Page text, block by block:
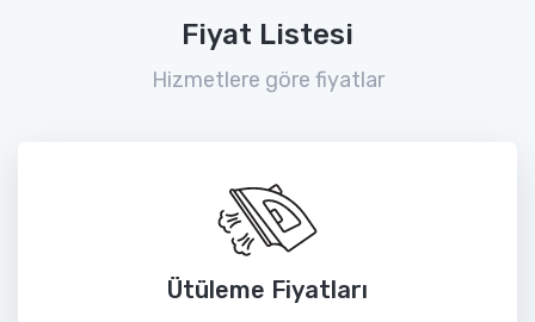
Fiyat Listesi
Hizmetlere göre fiyatlar
Ütüleme Fiyatları